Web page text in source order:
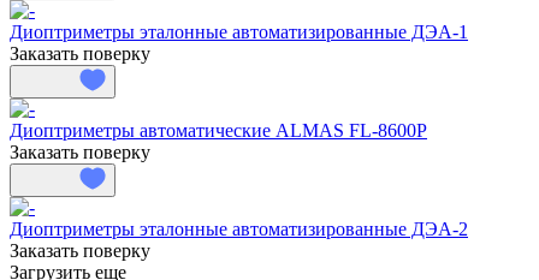
Диоптриметры эталонные автоматизированные ДЭА-1
Заказать поверку
Диоптриметры автоматические ALMAS FL-8600P
Заказать поверку
Диоптриметры эталонные автоматизированные ДЭА-2
Заказать поверку
Загрузить еще